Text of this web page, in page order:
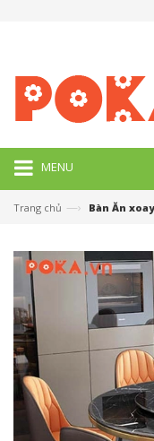
MENU
Trang chủ —› Bàn Ăn